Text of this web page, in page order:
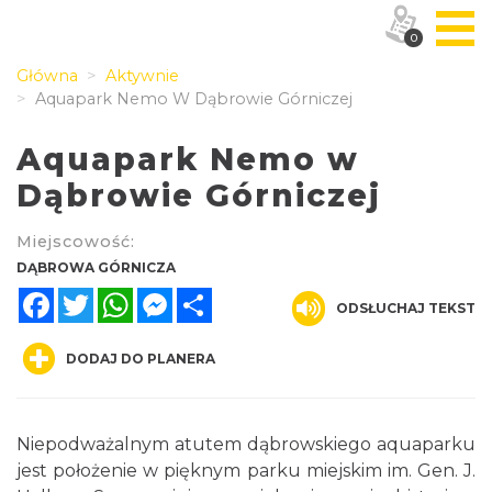
Główna
Aktywnie
Aquapark Nemo W Dąbrowie Górniczej
Aquapark Nemo w
Dąbrowie Górniczej
Miejscowość:
DĄBROWA GÓRNICZA
FacebookTwitterWhatsAppMessenger
ODSŁUCHAJ TEKST
DODAJ DO PLANERA
Niepodważalnym atutem dąbrowskiego aquaparku
jest położenie w pięknym parku miejskim im. Gen. J.
0